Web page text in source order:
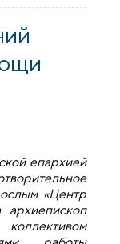
акции
епархией
«Центр